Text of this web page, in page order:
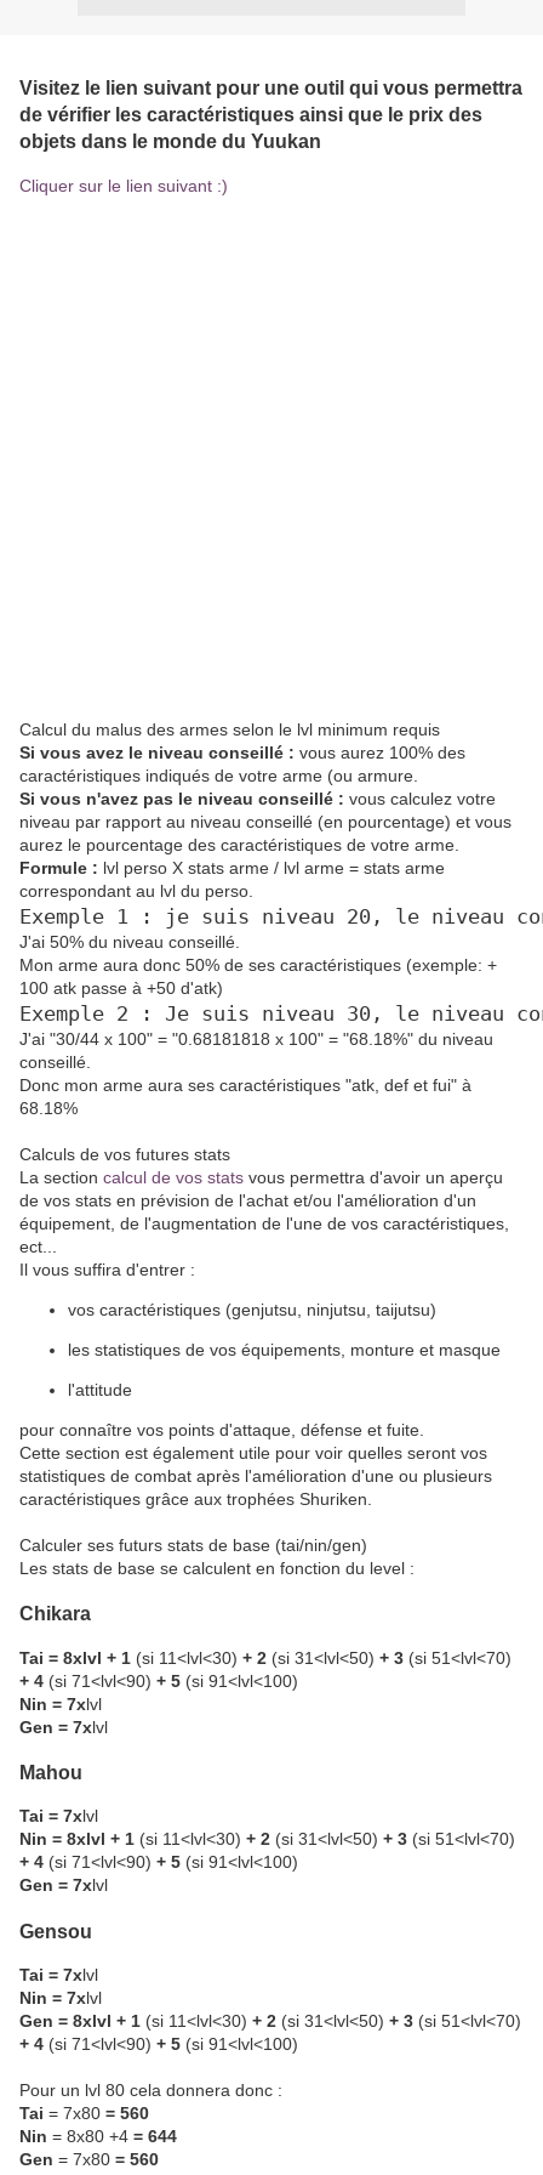
Visitez le lien suivant pour une outil qui vous permettra
de vérifier les caractéristiques ainsi que le prix des
objets dans le monde du Yuukan
Cliquer sur le lien suivant :)
Calcul du malus des armes selon le lvl minimum requis
Si vous avez le niveau conseillé : vous aurez 100% des
caractéristiques indiqués de votre arme (ou armure.
Si vous n'avez pas le niveau conseillé : vous calculez votre
niveau par rapport au niveau conseillé (en pourcentage) et vous
aurez le pourcentage des caractéristiques de votre arme.
Formule : lvl perso X stats arme / lvl arme = stats arme
correspondant au lvl du perso.
Exemple 1 : je suis niveau 20, le niveau
J'ai 50% du niveau conseillé.
Mon arme aura donc 50% de ses caractéristiques (exemple: +
100 atk passe à +50 d'atk)
Exemple 2 : Je suis niveau 30, le niveau
J'ai "30/44 x 100" = "0.68181818 x 100" = "68.18%" du niveau
conseillé.
Donc mon arme aura ses caractéristiques "atk, def et fui" à
68.18%
Calculs de vos futures stats
La section calcul de vos stats vous permettra d'avoir un aperçu
de vos stats en prévision de l'achat et/ou l'amélioration d'un
équipement, de l'augmentation de l'une de vos caractéristiques,
ect...
Il vous suffira d'entrer :
vos caractéristiques (genjutsu, ninjutsu, taijutsu)
les statistiques de vos équipements, monture et masque
l'attitude
pour connaître vos points d'attaque, défense et fuite.
Cette section est également utile pour voir quelles seront vos
statistiques de combat après l'amélioration d'une ou plusieurs
caractéristiques grâce aux trophées Shuriken.
Calculer ses futurs stats de base (tai/nin/gen)
Les stats de base se calculent en fonction du level :
Chikara
Tai = 8xlvl + 1 (si 11<lvl<30) + 2 (si 31<lvl<50) + 3 (si 51<lvl<70)
+ 4 (si 71<lvl<90) + 5 (si 91<lvl<100)
Nin = 7xlvl
Gen = 7xlvl
Mahou
Tai = 7xlvl
Nin = 8xlvl + 1 (si 11<lvl<30) + 2 (si 31<lvl<50) + 3 (si 51<lvl<70)
+ 4 (si 71<lvl<90) + 5 (si 91<lvl<100)
Gen = 7xlvl
Gensou
Tai = 7xlvl
Nin = 7xlvl
Gen = 8xlvl + 1 (si 11<lvl<30) + 2 (si 31<lvl<50) + 3 (si 51<lvl<70)
+ 4 (si 71<lvl<90) + 5 (si 91<lvl<100)
Pour un lvl 80 cela donnera donc :
Tai = 7x80 = 560
Nin = 8x80 +4 = 644
Gen = 7x80 = 560